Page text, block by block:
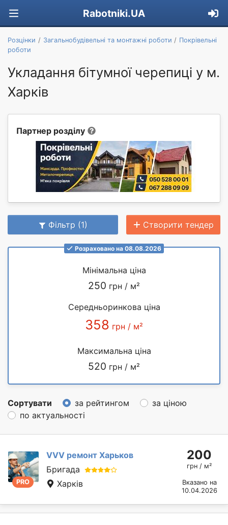
Rabotniki.UA
Розцінки Загальнобудівельні та монтажні роботи
Покрівельні
роботи
Укладання бітумної черепиці у м.
Харків
Партнер розділу
Фільтр (1) Створити тендер
Розраховано на 08.08.2026
Мінімальна ціна
250 грн / м²
Середньоринкова ціна
358 грн / м²
Максимальна ціна
520 грн / м²
Сортувати за рейтингом
за ціною
по актуальності
PRO
VVV ремонт Харьков
Бригада
Харків
200
грн / м²
Вказано на
10.04.2026